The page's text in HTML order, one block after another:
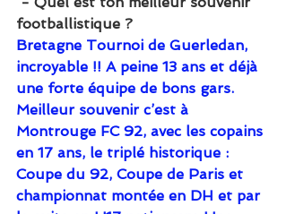
footballistique ?
Bretagne Tournoi de Guerledan,
incroyable !! A peine 13 ans et déjà
une forte équipe de bons gars.
Meilleur souvenir c’est à
Montrouge FC 92, avec les copains
en 17 ans, le triplé historique :
Coupe du 92, Coupe de Paris et
championnat montée en DH et par